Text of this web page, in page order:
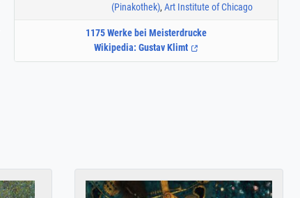
(Pinakothek), Art Institute of Chicago
1175 Werke bei Meisterdrucke
Wikipedia: Gustav Klimt